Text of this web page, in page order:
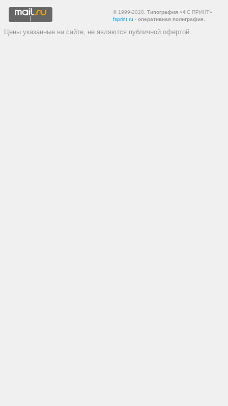
© 1999-2020, Типография «ФС ПРИНТ»
fsprint.ru - оперативная полиграфия
Цены указанные на сайте, не являются публичной офертой.